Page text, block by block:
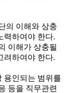
의 이해와 상충
력하여야 한다.
이해가 상충될
려하여야 한다.
용인되는 범위를
등을 직무관련